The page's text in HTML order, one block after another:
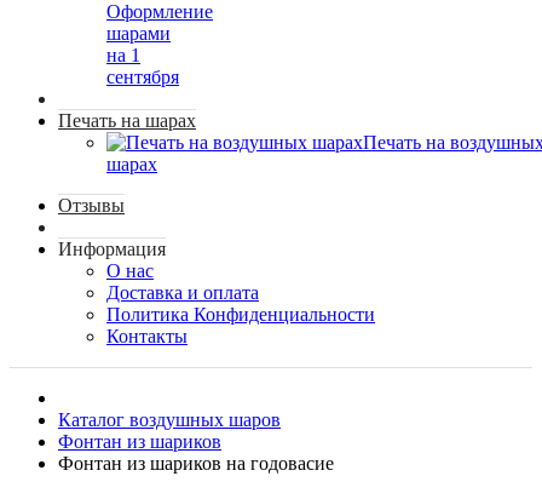
Оформление
шарами
на 1
сентября
Печать на шарах
Печать на
шарах
Отзывы
Информация
О нас
Доставка и оплата
Политика Конфиденциальности
Контакты
Каталог воздушных шаров
Фонтан из шариков
Фонтан из шариков на годовасие